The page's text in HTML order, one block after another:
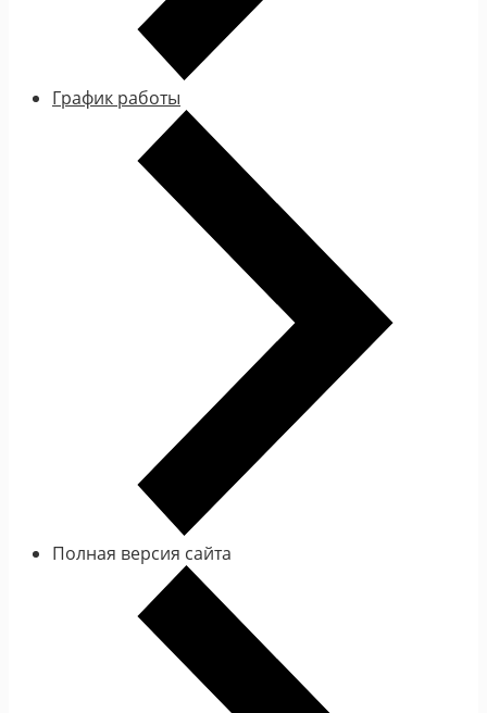
График работы
Полная версия сайта